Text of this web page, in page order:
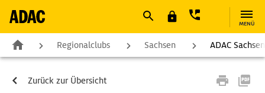
MENÜ
Regionalclubs Sachsen ADAC
Zurück zur Übersicht